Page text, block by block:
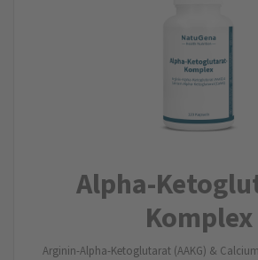
Alpha-
Komplex
Arginin-Alpha-Ketoglutarat (AAKG) &